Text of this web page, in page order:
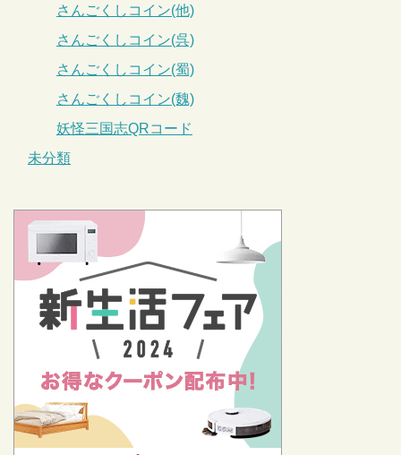
さんごくしコイン(他)
さんごくしコイン(呉)
さんごくしコイン(蜀)
さんごくしコイン(魏)
妖怪三国志QRコード
未分類